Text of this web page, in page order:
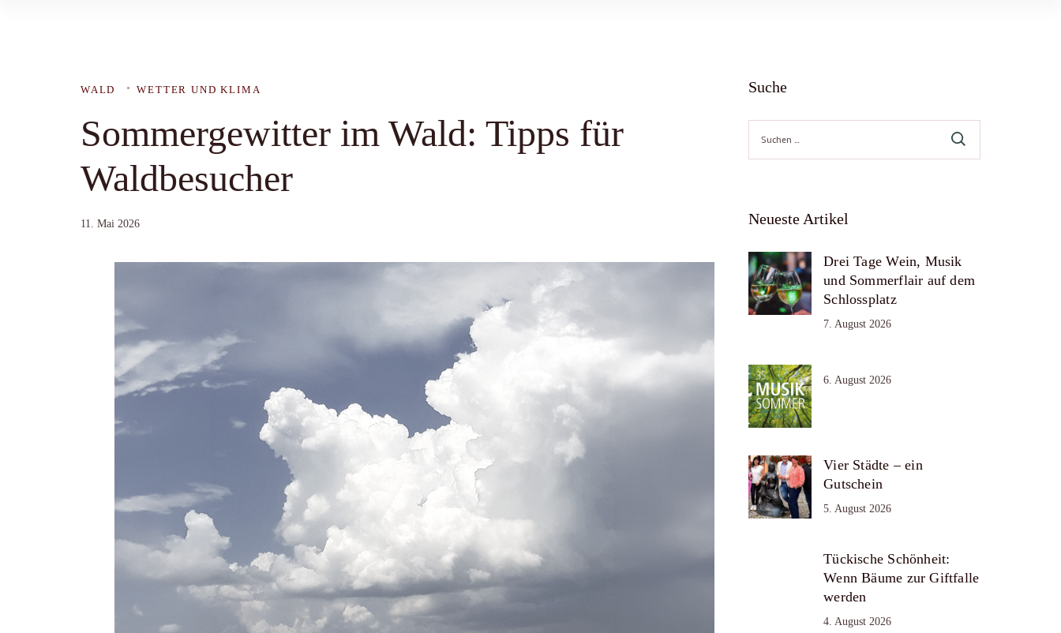
WALD WETTER UND KLIMA
Sommergewitter im Wald: Tipps für
Waldbesucher
11. Mai 2026
Suche
Suche
nach:
Neueste Artikel
Drei Tage Wein, Musik
und Sommerflair auf dem
Schlossplatz
7. August 2026
6. August 2026
Vier Städte – ein
Gutschein
5. August 2026
Tückische Schönheit:
Wenn Bäume zur Giftfalle
werden
4. August 2026